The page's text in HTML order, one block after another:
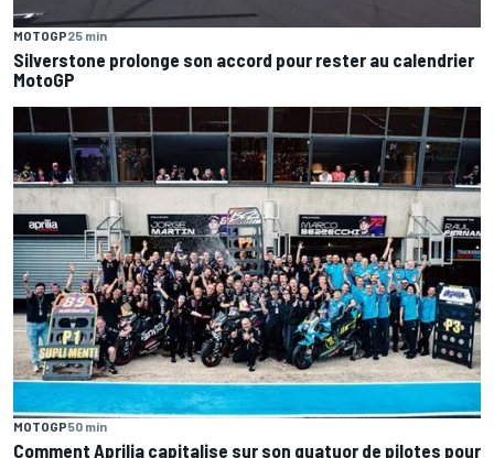
MOTOGP25 min
Silverstone prolonge son accord pour rester au calendrier
MotoGP
MOTOGP50 min
Comment Aprilia capitalise sur son quatuor de pilotes pour